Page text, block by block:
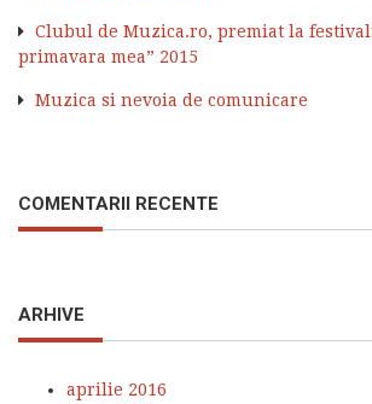
Clubul de Muzica.ro, premiat la
primavara mea” 2015
Muzica si nevoia de comunicare
COMENTARII RECENTE
ARHIVE
aprilie 2016